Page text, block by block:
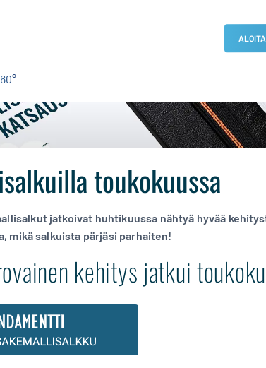
toukokuussa
jatkoivat huhtikuussa nähtyä hyvää
mikä salkuista pärjäsi parhaiten!
kehitys jatkui